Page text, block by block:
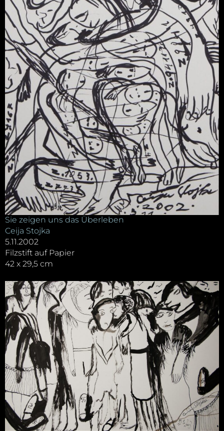
Sie zeigen uns das Überleben
Ceija Stojka
5.11.2002
Filzstift auf Papier
42 x 29,5 cm